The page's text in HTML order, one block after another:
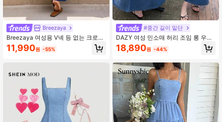
Breezaya
Breezaya 여성용 V넥 등 없는 크로스
데님 드레스, 휴가 스타일
11,990원 -55%
#중간 길이 밑단
DAZY 여성 민소매 허리 조임 롱 우아
한 휴가 데님 드레스 여성용 선 드레스
18,890원 -44%